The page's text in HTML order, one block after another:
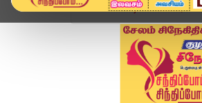
Home வீடியோ ஸ்டோரி